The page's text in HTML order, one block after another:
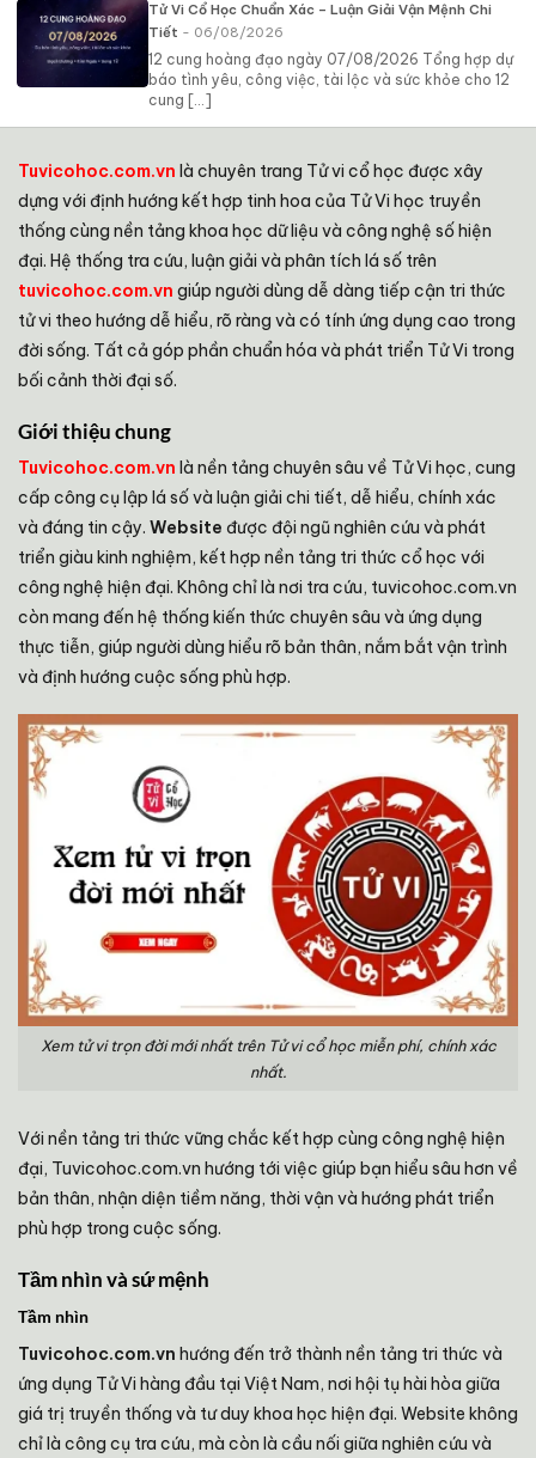
Tử Vi Cổ Học Chuẩn Xác – Luận Giải Vận Mệnh Chi
Tiết - 06/08/2026
12 cung hoàng đạo ngày 07/08/2026 Tổng hợp dự
báo tình yêu, công việc, tài lộc và sức khỏe cho 12
cung [...]
Tuvicohoc.com.vn là chuyên trang Tử vi cổ học được xây
dựng với định hướng kết hợp tinh hoa của Tử Vi học truyền
thống cùng nền tảng khoa học dữ liệu và công nghệ số hiện
đại. Hệ thống tra cứu, luận giải và phân tích lá số trên
tuvicohoc.com.vn giúp người dùng dễ dàng tiếp cận tri thức
tử vi theo hướng dễ hiểu, rõ ràng và có tính ứng dụng cao trong
đời sống. Tất cả góp phần chuẩn hóa và phát triển Tử Vi trong
bối cảnh thời đại số.
Giới thiệu chung
Tuvicohoc.com.vn là nền tảng chuyên sâu về Tử Vi học, cung
cấp công cụ lập lá số và luận giải chi tiết, dễ hiểu, chính xác
và đáng tin cậy. Website được đội ngũ nghiên cứu và phát
triển giàu kinh nghiệm, kết hợp nền tảng tri thức cổ học với
công nghệ hiện đại. Không chỉ là nơi tra cứu, tuvicohoc.com.vn
còn mang đến hệ thống kiến thức chuyên sâu và ứng dụng
thực tiễn, giúp người dùng hiểu rõ bản thân, nắm bắt vận trình
và định hướng cuộc sống phù hợp.
Xem tử vi trọn đời mới nhất trên Tử vi cổ học miễn phí, chính xác
nhất.
Với nền tảng tri thức vững chắc kết hợp cùng công nghệ hiện
đại, Tuvicohoc.com.vn hướng tới việc giúp bạn hiểu sâu hơn về
bản thân, nhận diện tiềm năng, thời vận và hướng phát triển
phù hợp trong cuộc sống.
Tầm nhìn và sứ mệnh
Tầm nhìn
Tuvicohoc.com.vn hướng đến trở thành nền tảng tri thức và
ứng dụng Tử Vi hàng đầu tại Việt Nam, nơi hội tụ hài hòa giữa
giá trị truyền thống và tư duy khoa học hiện đại. Website không
chỉ là công cụ tra cứu, mà còn là cầu nối giữa nghiên cứu và